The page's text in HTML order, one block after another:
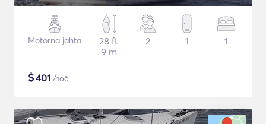
Motorna jahta
28 ft
9 m
2 1 1
$401 /noč